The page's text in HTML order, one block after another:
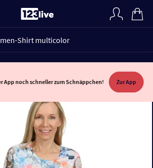
Shirt multicolor
App noch schneller zum Schnäppchen! Zur App